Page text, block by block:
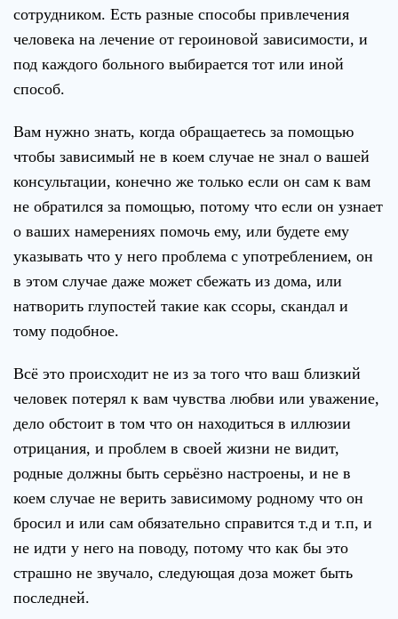
сотрудником. Есть разные способы привлечения
человека на лечение от героиновой зависимости, и
под каждого больного выбирается тот или иной
способ.
Вам нужно знать, когда обращаетесь за помощью
чтобы зависимый не в коем случае не знал о вашей
консультации, конечно же только если он сам к вам
не обратился за помощью, потому что если он узнает
о ваших намерениях помочь ему, или будете ему
указывать что у него проблема с употреблением, он
в этом случае даже может сбежать из дома, или
натворить глупостей такие как ссоры, скандал и
тому подобное.
Всё это происходит не из за того что ваш близкий
человек потерял к вам чувства любви или уважение,
дело обстоит в том что он находиться в иллюзии
отрицания, и проблем в своей жизни не видит,
родные должны быть серьёзно настроены, и не в
коем случае не верить зависимому родному что он
бросил и или сам обязательно справится т.д и т.п, и
не идти у него на поводу, потому что как бы это
страшно не звучало, следующая доза может быть
последней.